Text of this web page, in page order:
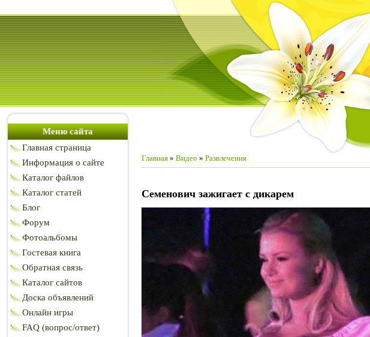
Меню сайта
Главная страница
Информация о сайте
Каталог файлов
Каталог статей
Блог
Форум
Фотоальбомы
Гостевая книга
Обратная связь
Каталог сайтов
Доска объявлений
Онлайн игры
FAQ (вопрос/ответ)
Главная » Видео » Развлечения
Семенович зажигает с дикарем